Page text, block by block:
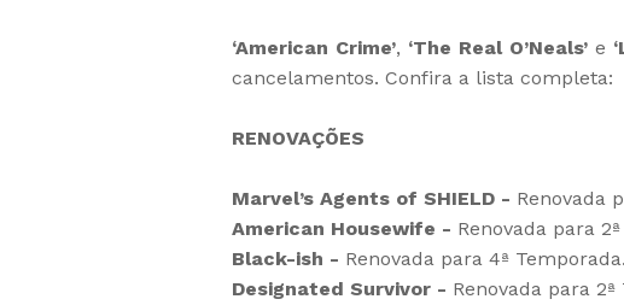
‘American Crime’, ‘The Real O’Neals’e
cancelamentos. Confira a lista completa:
RENOVAÇÕES
Marvel’s Agents of SHIELD - Renovada
American Housewife - Renovada para
Black-ish - Renovada para 4ª Temporada.
Designated Survivor - Renovada para